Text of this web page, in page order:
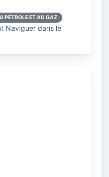
PÉTROLE ET AU GAZ
Naviguer dans le